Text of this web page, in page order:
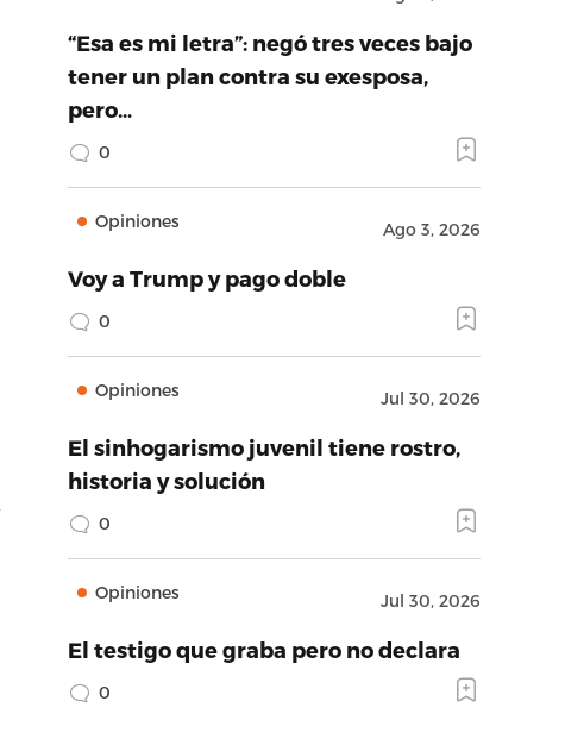
“Esa es mi letra”: negó tres veces bajo
tener un plan contra su exesposa,
pero…
0
Opiniones Ago 3, 2026
Voy a Trump y pago doble
0
Opiniones Jul 30, 2026
El sinhogarismo juvenil tiene rostro,
historia y solución
0
Opiniones Jul 30, 2026
El testigo que graba pero no declara
0